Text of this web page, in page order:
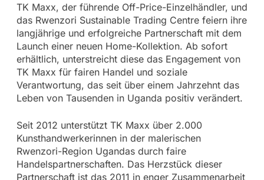
TK Maxx, der führende Off-Price-Einzelhändler, und
das Rwenzori Sustainable Trading Centre feiern ihre
langjährige und erfolgreiche Partnerschaft mit dem
Launch einer neuen Home-Kollektion. Ab sofort
erhältlich, unterstreicht diese das Engagement von
TK Maxx für fairen Handel und soziale
Verantwortung, das seit über einem Jahrzehnt das
Leben von Tausenden in Uganda positiv verändert.
Seit 2012 unterstützt TK Maxx über 2.000
Kunsthandwerkerinnen in der malerischen
Rwenzori-Region Ugandas durch faire
Handelspartnerschaften. Das Herzstück dieser
Partnerschaft ist das 2011 in enger Zusammenarbeit